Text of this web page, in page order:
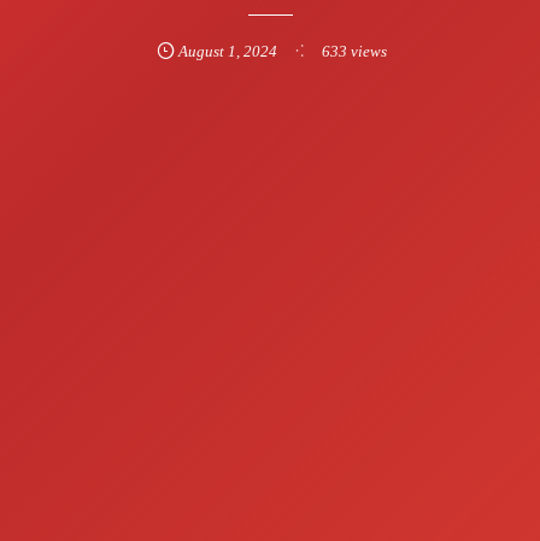
August 1 ,2024 633 views